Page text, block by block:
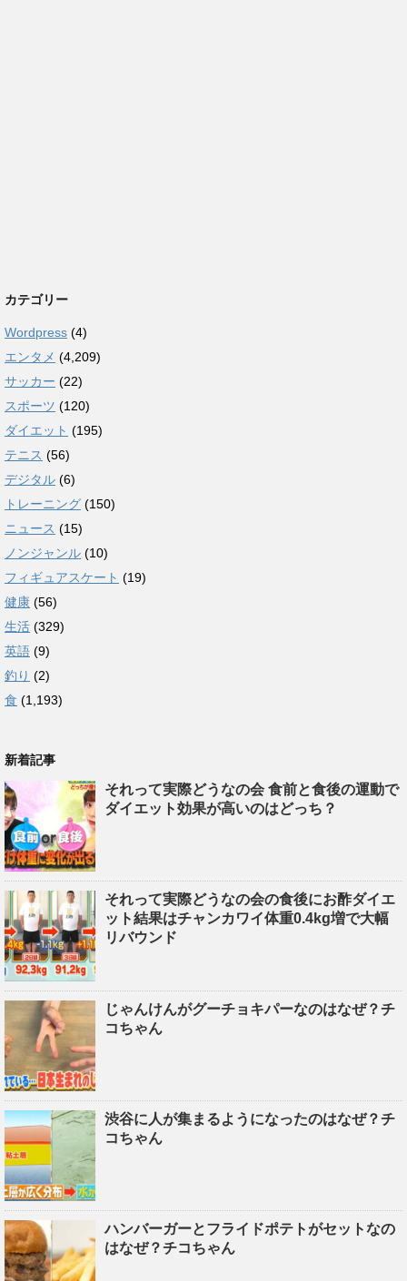
カテゴリー
Wordpress (4)
エンタメ (4,209)
サッカー (22)
スポーツ (120)
ダイエット (195)
テニス (56)
デジタル (6)
トレーニング (150)
ニュース (15)
ノンジャンル (10)
フィギュアスケート (19)
健康 (56)
生活 (329)
英語 (9)
釣り (2)
食 (1,193)
新着記事
それって実際どうなの会 食前と食後の運動で
ダイエット効果が高いのはどっち？
それって実際どうなの会の食後にお酢ダイエ
ット結果はチャンカワイ体重0.4kg増で大幅
リバウンド
じゃんけんがグーチョキパーなのはなぜ？チ
コちゃん
渋谷に人が集まるようになったのはなぜ？チ
コちゃん
ハンバーガーとフライドポテトがセットなの
はなぜ？チコちゃん